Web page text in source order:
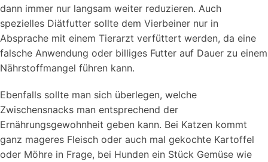
dann immer nur langsam weiter reduzieren. Auch
spezielles Diätfutter sollte dem Vierbeiner nur in
Absprache mit einem Tierarzt verfüttert werden, da eine
falsche Anwendung oder billiges Futter auf Dauer zu einem
Nährstoffmangel führen kann.
Ebenfalls sollte man sich überlegen, welche
Zwischensnacks man entsprechend der
Ernährungsgewohnheit geben kann. Bei Katzen kommt
ganz mageres Fleisch oder auch mal gekochte Kartoffel
oder Möhre in Frage, bei Hunden ein Stück Gemüse wie